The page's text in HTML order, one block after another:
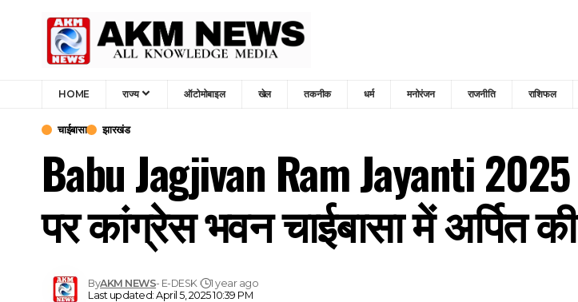
HOME राज्य ऑटोमोबाइल खेल तकनीक धर्म मनोरंजन राजनीति राशिफल
चाईबासा झारखंड
Babu Jagjivan Ram Jayanti
पर कांग्रेस भवन चाईबासा में अर्पित
Last updated: April 5, 2025 10:39 PM
ByAKM NEWS- E-DESK 1 year ago